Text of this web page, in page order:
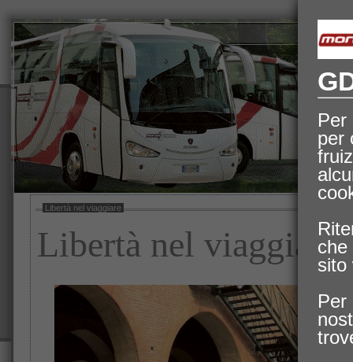
Libertà nel viaggiare
Libertà nel viaggiare
Per
per
sito